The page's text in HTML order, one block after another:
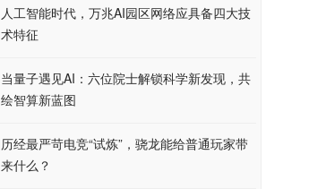
人工智能时代，万兆AI园区网络应具备四大技
术特征
当量子遇见AI：六位院士解锁科学新发现，共
绘智算新蓝图
历经最严苛电竞“试炼”，骁龙能给普通玩家带
来什么？